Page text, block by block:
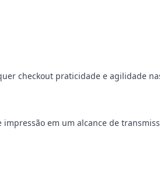
checkout praticidade e agilidade
em um alcance de